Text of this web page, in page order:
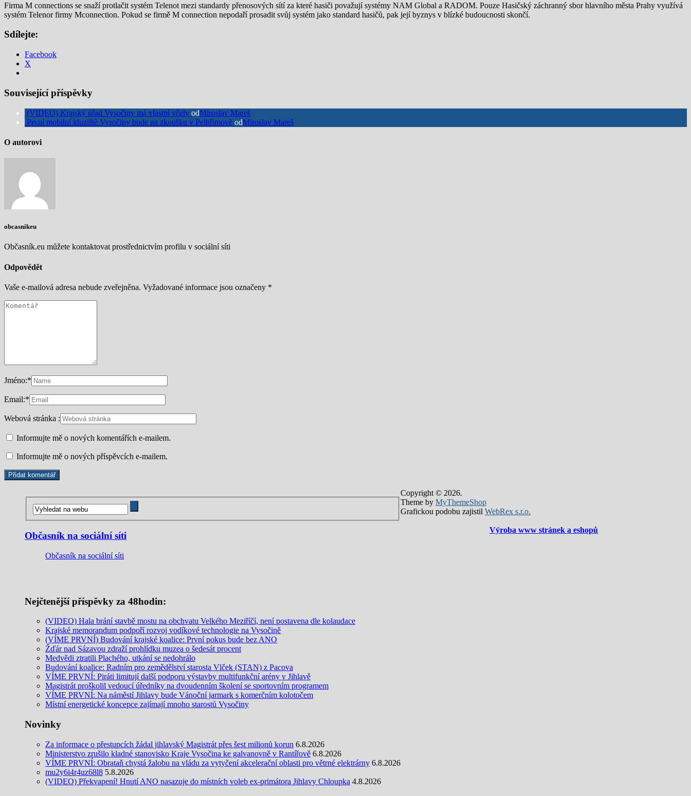
Firma M connections se snaží protlačit systém Telenot mezi standardy přenosových sítí za které hasiči považují systémy NAM Global a RADOM. Pouze Hasičský záchranný sbor hlavního města Prahy využívá
systém Telenor firmy Mconnection. Pokud se firmě M connection nepodaří prosadit svůj systém jako standard hasičů, pak její byznys v blízké budoucnosti skončí.
Sdílejte:
Facebook
X
Související příspěvky
(VIDEO) Krajský úřad Vysočiny má vlastní včely odMiroslav Mareš
První mobilní kluziště Vysočiny bude na zkoušku v Pelhřimově odMiroslav Mareš
O autorovi
obcasnikeu
Občasník.eu můžete kontaktovat prostřednictvím profilu v sociální síti
Odpovědět
Vaše e-mailová adresa nebude zveřejněna. Vyžadované informace jsou označeny *
Jméno:*
Email:*
Webová stránka :
Informujte mě o nových komentářích e-mailem.
Informujte mě o nových příspěvcích e-mailem.
Občasník na sociální síti
Občasník na sociální síti
Nejčtenější příspěvky za 48hodin:
(VIDEO) Hala brání stavbě mostu na obchvatu Velkého Meziříčí, není postavena dle kolaudace
Krajské memorandum podpoří rozvoj vodíkové technologie na Vysočině
(VÍME PRVNÍ) Budování krajské koalice: První pokus bude bez ANO
Žďár nad Sázavou zdraží prohlídku muzea o šedesát procent
Medvědi ztratili Plachého, utkání se nedohrálo
Budování koalice: Radním pro zemědělství starosta Vlček (STAN) z Pacova
VÍME PRVNÍ: Piráti limitují další podporu výstavby multifunkční arény v Jihlavě
Magistrát proškolil vedoucí úředníky na dvoudenním školení se sportovním programem
VÍME PRVNÍ: Na náměstí Jihlavy bude Vánoční jarmark s komerčním kolotočem
Místní energetické koncepce zajímají mnoho starostů Vysočiny
Novinky
Za informace o přestupcích žádal jihlavský Magistrát přes šest milionů korun 6.8.2026
Ministerstvo zrušilo kladné stanovisko Kraje Vysočina ke galvanovně v Rantířově 6.8.2026
VÍME PRVNÍ: Obrataň chystá žalobu na vládu za vytyčení akcelerační oblasti pro větrné elektrárny 6.8.2026
mu2y6i4r4uz68l8 5.8.2026
(VIDEO) Překvapení! Hnutí ANO nasazuje do místních voleb ex-primátora Jihlavy Chloupka 4.8.2026
Copyright © 2026.
Theme by MyThemeShop
Grafickou podobu zajistil WebRex s.r.o.
Výroba www stránek a eshopů